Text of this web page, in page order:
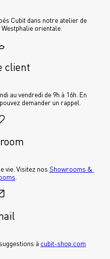
Cubit dans notre atelier de
orientale.
client
au vendredi de 9h à 16h. En
demander un rappel.
vie. Visitez nos Showrooms &
à cubit-shop.com